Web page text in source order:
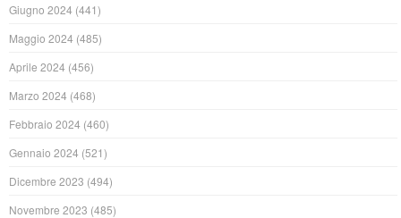
Giugno 2024 (441)
Maggio 2024 (485)
Aprile 2024 (456)
Marzo 2024 (468)
Febbraio 2024 (460)
Gennaio 2024 (521)
Dicembre 2023 (494)
Novembre 2023 (485)